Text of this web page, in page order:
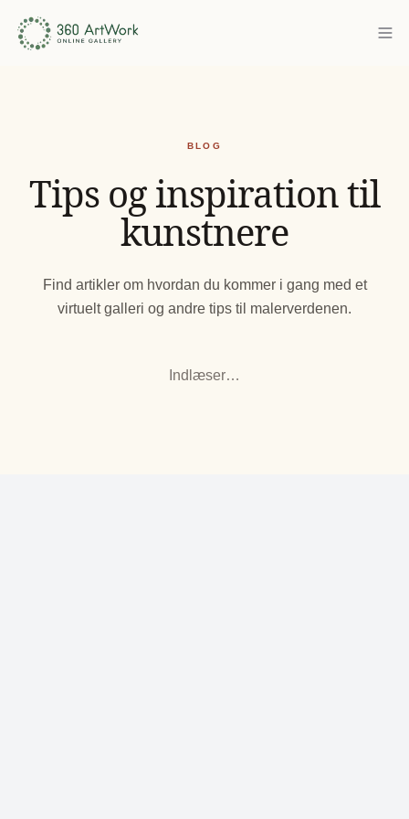
BLOG
Tips og inspiration til
kunstnere
Find artikler om hvordan du kommer i gang med et
virtuelt galleri og andre tips til malerverdenen.
Indlæser…